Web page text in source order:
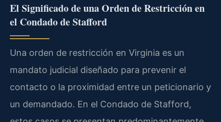
El Significado de una Orden de Restricción en
el Condado de Stafford
Una orden de restricción en Virginia es un
mandato judicial diseñado para prevenir el
contacto o la proximidad entre un peticionario y
un demandado. En el Condado de Stafford,